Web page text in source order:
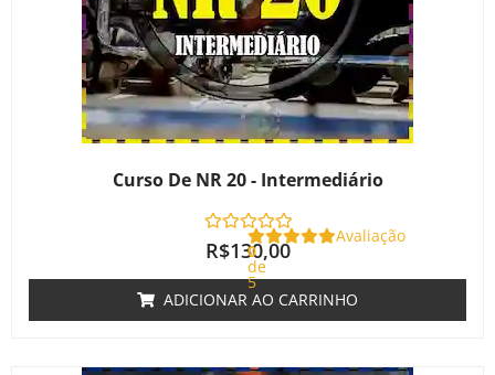
Curso De NR 20 - Intermediário
Avaliação
0
de
5
R$130,00
ADICIONAR AO CARRINHO